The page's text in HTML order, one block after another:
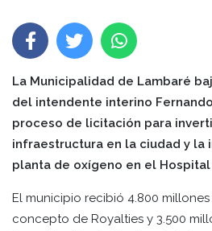
La Municipalidad de Lambaré
del intendente interino
proceso de licitación para
infraestructura en la ciudad y la
planta de oxígeno en el Hospital
El municipio recibió 4.800
concepto de Royalties y 3.500